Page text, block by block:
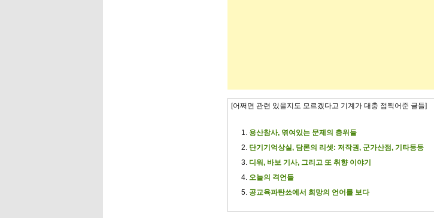
[어쩌면 관련 있을지도 모르겠다고 기계가 대충 점찍어준 글들]
용산참사, 엮여있는 문제의 층위들
단기기억상실, 담론의 리셋: 저작권, 군가산점, 기타등등
디워, 바보 기사, 그리고 또 취향 이야기
오늘의 격언들
공교육파탄쑈에서 희망의 언어를 보다